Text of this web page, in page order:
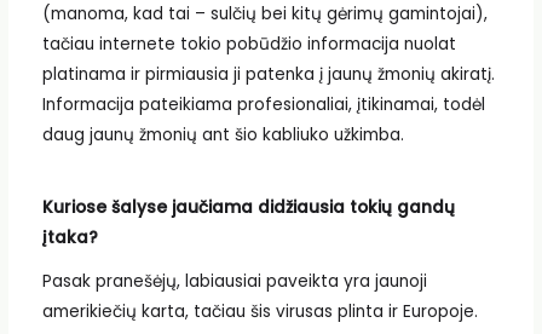
(manoma, kad tai – sulčių bei kitų gėrimų gamintojai),
tačiau internete tokio pobūdžio informacija nuolat
platinama ir pirmiausia ji patenka į jaunų žmonių akiratį.
Informacija pateikiama profesionaliai, įtikinamai, todėl
daug jaunų žmonių ant šio kabliuko užkimba.
Kuriose šalyse jaučiama didžiausia tokių gandų
įtaka?
Pasak pranešėjų, labiausiai paveikta yra jaunoji
amerikiečių karta, tačiau šis virusas plinta ir Europoje.